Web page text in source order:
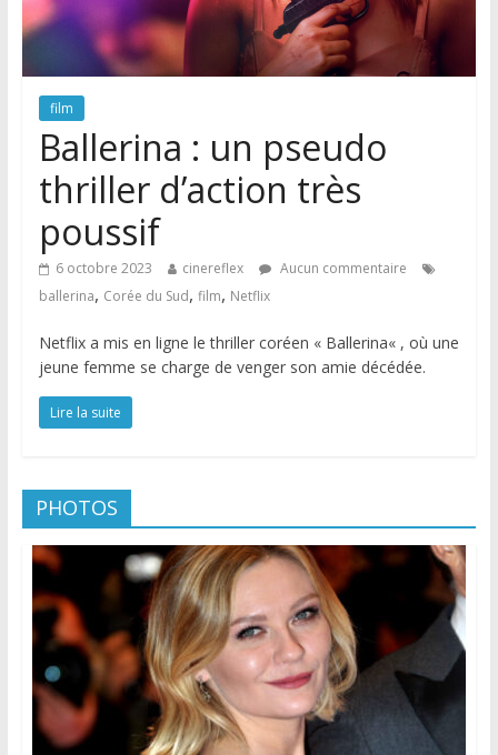
film
Ballerina : un pseudo
thriller d’action très
poussif
6 octobre 2023 cinereflex
Aucun commentaire
ballerina, Corée du Sud, film, Netflix
Netflix a mis en ligne le thriller coréen « Ballerina« , où une
jeune femme se charge de venger son amie décédée.
Lire la suite
PHOTOS